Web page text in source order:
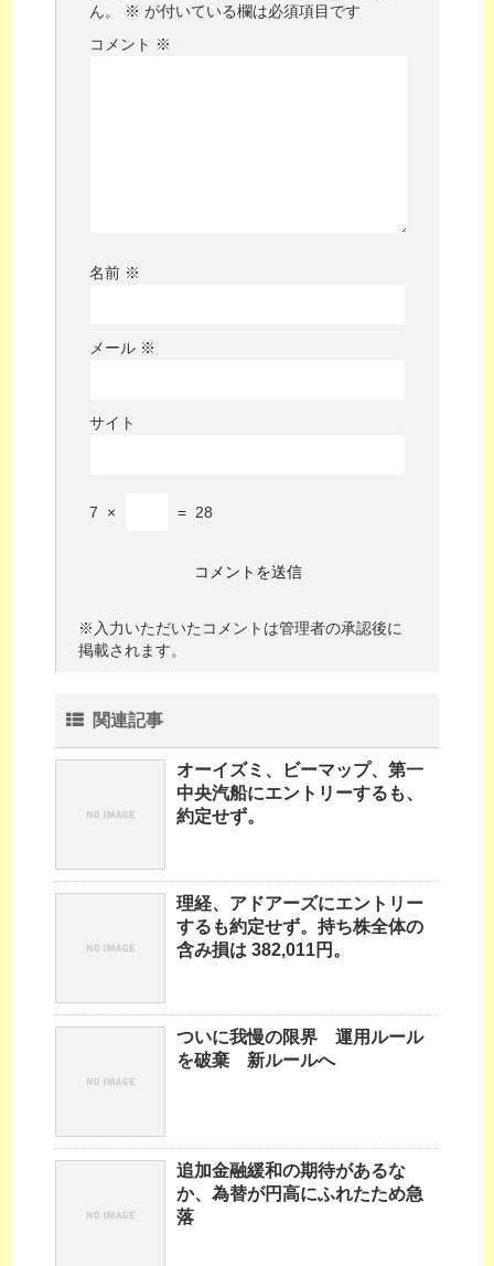
ん。
※ が付いている欄は必須項目です
コメント ※
名前 ※
メール ※
サイト
7 × = 28
※入力いただいたコメントは管理者の承認後に
掲載されます。
関連記事
オーイズミ、ビーマップ、第一
中央汽船にエントリーするも、
約定せず。
理経、アドアーズにエントリー
するも約定せず。持ち株全体の
含み損は 382,011円。
ついに我慢の限界 運用ルール
を破棄 新ルールへ
追加金融緩和の期待があるな
か、為替が円高にふれたため急
落